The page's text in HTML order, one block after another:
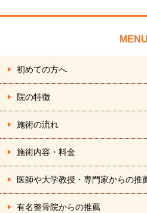
MENU
初めての方へ
院の特徴
施術の流れ
施術内容・料金
医師や大学教授・専門家からの推
有名整骨院からの推薦